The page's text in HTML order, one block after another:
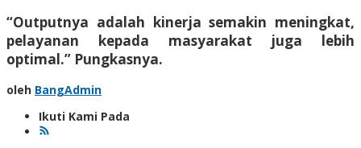
“Outputnya adalah kinerja semakin meningkat,
pelayanan kepada masyarakat juga lebih
optimal.” Pungkasnya.
oleh BangAdmin
Ikuti Kami Pada